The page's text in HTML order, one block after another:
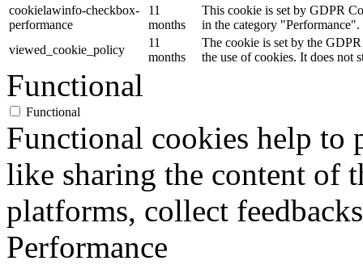
cookielawinfo-checkbox-
performance
11
months
This cookie is set by GDPR
in the category "Performance".
viewed_cookie_policy
11
months
The cookie is set by the
the use of cookies. It does not
Functional
Functional
Functional cookies help to
like sharing the content of
platforms, collect
Performance